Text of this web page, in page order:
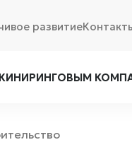
развитие